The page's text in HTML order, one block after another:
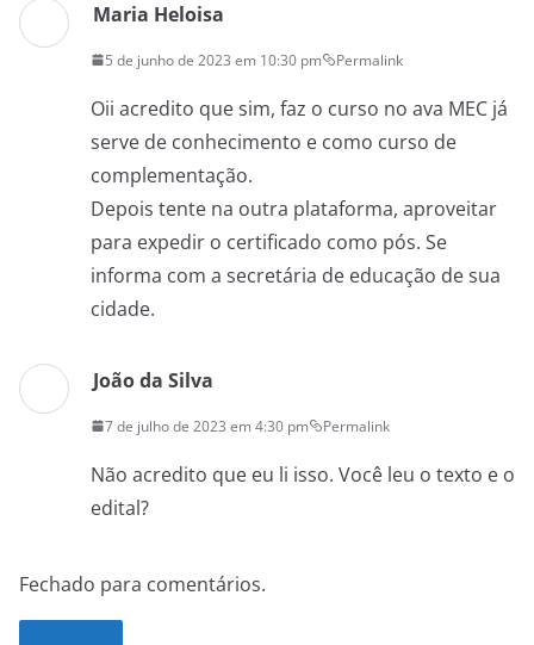
Maria Heloisa
5 de junho de 2023 em 10:30 pm Permalink
Oii acredito que sim, faz o curso no ava MEC já
serve de conhecimento e como curso de
complementação.
Depois tente na outra plataforma, aproveitar
para expedir o certificado como pós. Se
informa com a secretária de educação de sua
cidade.
João da Silva
7 de julho de 2023 em 4:30 pm Permalink
Não acredito que eu li isso. Você leu o texto e o
edital?
Fechado para comentários.